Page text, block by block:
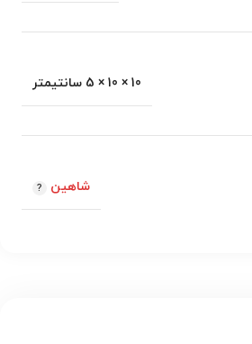
10 × 10 × 5 سانتیمتر
شاهین